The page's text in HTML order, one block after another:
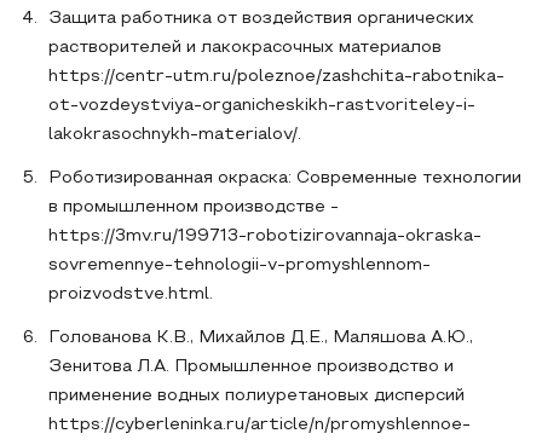
Защита работника от воздействия органических
растворителей и лакокрасочных материалов
https://centr-utm.ru/poleznoe/zashchita-rabotnika-
ot-vozdeystviya-organicheskikh-rastvoriteley-i-
lakokrasochnykh-materialov/.
Роботизированная окраска: Современные технологии
в промышленном производстве -
https://3mv.ru/199713-robotizirovannaja-okraska-
sovremennye-tehnologii-v-promyshlennom-
proizvodstve.html.
Голованова К.В., Михайлов Д.Е., Маляшова А.Ю.,
Зенитова Л.А. Промышленное производство и
применение водных полиуретановых дисперсий
https://cyberleninka.ru/article/n/promyshlennoe-